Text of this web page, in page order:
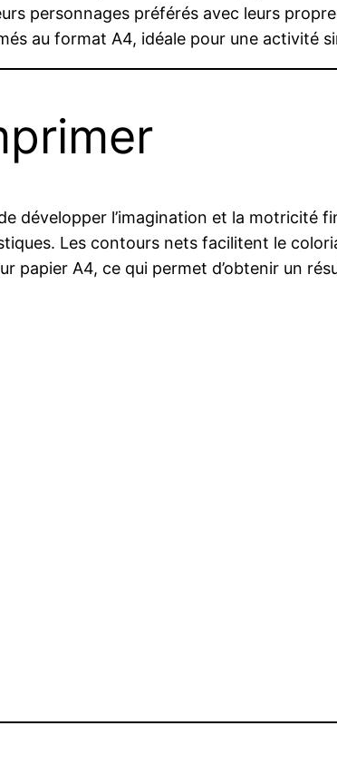
personnages préférés avec leurs
au format A4, idéale pour une activité
développer l’imagination et la motricité
Les contours nets facilitent le
papier A4, ce qui permet d’obtenir un